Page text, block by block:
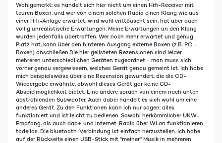
Wohlgemerkt: es handelt sich hier nicht um einen Hifi-Receiver mit
teuren Boxen, und wer von einem solchen Radio einen Klang wie aus
einer Hifi-Anlage erwartet, wird wohl enttäuscht sein, hat aber auch
völlig unrealistische Erwartungen. Meine Erwartungen an den Klang
wurden jedenfalls übertroffen. Wer noch mehr erwartet und genug
Platz hat, kann über den hinteren Ausgang externe Boxen (z.B. PC -
Boxen) anschließen.Die hier gelisteten Rezensionen sind leider
mehreren unterschiedlichen Geräten zugeordnet - man muss sich
vorher genau vergewissern, welches Gerät genau gemeint ist. Ich habe
mich beispielsweise über eine Rezension gewundert, die die CD-
Wiedergabe erwähnte, obwohl dieses Gerät gar keine CD-
Abspielmöglichkeit bietet. Eine andere sprach von einem nach unten
abstrahlenden Subwoofer. Auch dabei handelt es sich wohl um eine
anderes Gerät. Zu den Funktionen kann ich nur sagen: alles
funktioniert und ist leicht zu bedienen. Sowohl herkömmlicher UKW-
Empfang, als auch dab+ und Internet-Radio über WLan funktionieren
tadellos. Die bluetooth-Verbindung ist einfach herzustellen. Ich habe
auf der Rückseite einen USB-Stick mit "meiner" Musik in mehreren